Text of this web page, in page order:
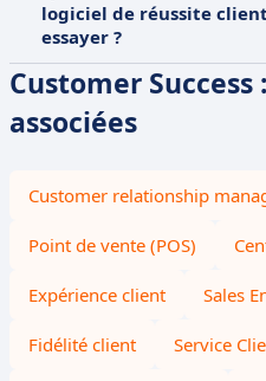
logiciel de réussite
essayer ?
Customer
associées
Customer relationship
Point de vente (POS)
Expérience client Sales
Fidélité client Service